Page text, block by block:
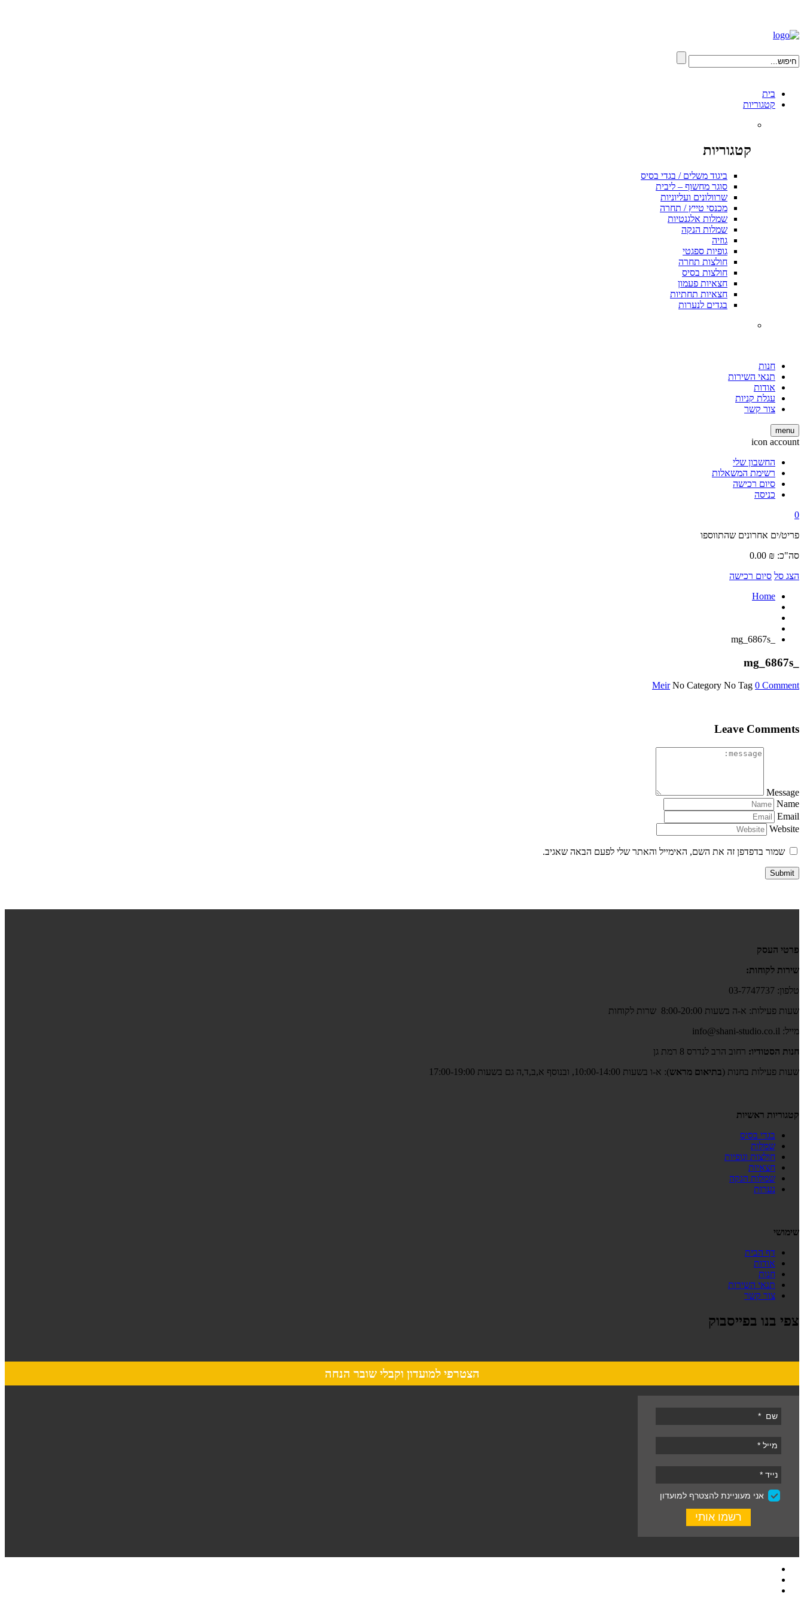
בית
קטגוריות
קטגוריות
ביגוד משלים / בגדי בסיס
סוגר מחשוף – ליבית
שרוולונים ועליוניות
מכנסי טייץ / תחרה
שמלות אלגנטיות
שמלות הנקה
גוזיה
גופיות ספגטי
חולצות תחרה
חולצות בסיס
חצאיות פעמון
חצאיות תחתיות
בגדים לנערות
חנות
תנאי השירות
אודות
עגלת קניות
צור קשר
menu
icon account
החשבון שלי
רשימת המשאלות
סיום רכישה
כניסה
0
פריט/ים אחרונים שהתווספו
סה"כ:
0.00 ₪
הצג סל סיום רכישה
Home
Meir No Category No Tag 0 Comment
Leave Comments
Message
Name
Email
Website
שמור בדפדפן זה את השם, האימייל והאתר שלי לפעם הבאה שאגיב.
פרטי העסק
שירות לקוחות:
טלפון: 03-7747737
שעות פעילות: א-ה בשעות 8:00-20:00 שרות לקוחות
מייל: info@shani-studio.co.il
חנות הסטודיו: רחוב הרב לנדרס 8 רמת גן
שעות פעילות בחנות (בתיאום מראש): א-ו בשעות 10:00-14:00, ובנוסף א,ב,ד,ה גם בשעות 17:00-19:00
קטגוריות ראשיות
בגדי בסיס
שמלות
חולצות וגופיות
חצאיות
שמלות הנקה
נערות
שימושי
דף הבית
אודות
חנות
תנאי השירות
צור קשר
צפי בנו בפייסבוק
הצטרפי למועדון וקבלי שובר הנחה